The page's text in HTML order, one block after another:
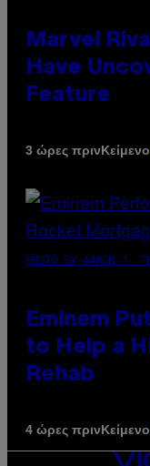
Marvel
Have
Feature
3 ώρες πρινΚείμενο
PHOTO BY AARON J.
Eminem
to Help a
Rehab
4 ώρες πρινΚείμενο
VICE